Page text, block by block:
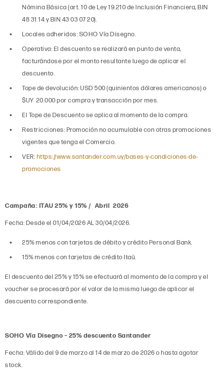
Nómina Básica (art. 10 de Ley 19.210 de Inclusión Financiera, BIN
48 31 14 y BIN 43 03 07 20).
Locales adheridos: SOHO Vía Disegno.
Operativa: El descuento se realizará en punto de venta,
facturándose por el monto resultante luego de aplicar el
descuento.
Tope de devolución: USD 500 (quinientos dólares americanos) o
$UY 20.000 por compra y transacción por mes.
El Tope de Descuento se aplica al momento de la compra.
Restricciones: Promoción no acumulable con otras promociones
vigentes que tenga el Comercio.
VER:https://www.santander.com.uy/bases-y-condiciones-de-
promociones
Campaña: ITAU 25% y 15% / Abril 2026
Fecha: Desde el 01/04/2026 AL 30/04/2026.
25% menos con tarjetas de débito y crédito Personal Bank.
15% menos con tarjetas de crédito Itaú.
El descuento del 25% y 15% se efectuará al momento de la compra y el
voucher se procesará por el valor de la misma luego de aplicar el
descuento correspondiente.
SOHO Vía Disegno – 25% descuento Santander
Fecha: Válido del 9 de marzo al 14 de marzo de 2026 o hasta agotar
stock.